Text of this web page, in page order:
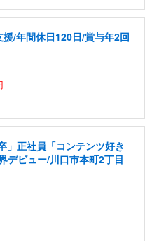
/年間休日120日/賞与年2回
」正社員「コンテンツ好き
デビュー/川口市本町2丁目